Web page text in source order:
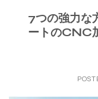
7つの強力な
ートのCNC